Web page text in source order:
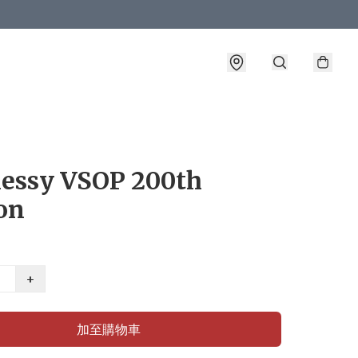
VSOP 200th
+
加至購物車